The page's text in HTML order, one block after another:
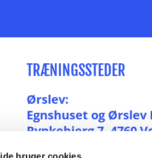
bruger cookies
TRÆNINGSSTEDER
Ørslev:
Egnshuset og Ørslev
Rynkebjerg 7, 4760